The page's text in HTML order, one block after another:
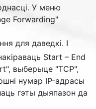
У меню
Forwarding"
для даведкі. І
Start – End
", выберыце "TCP",
нумар IP-адрасы
гэты дыяпазон да